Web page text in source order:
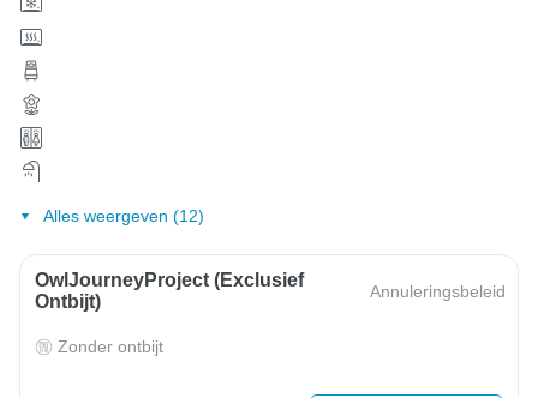
Alles weergeven (12)
OwlJourneyProject (exclusief
Ontbijt)
Annuleringsbeleid
Zonder ontbijt